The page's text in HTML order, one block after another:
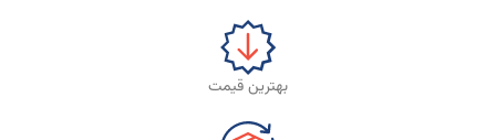
بهترین قیمت